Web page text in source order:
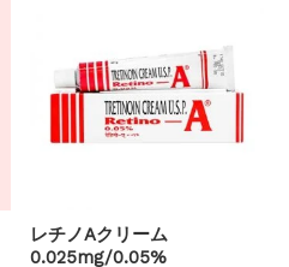
レチノAクリーム
0.025mg/0.05%